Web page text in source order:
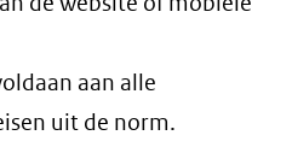
aan alle
uit de norm.